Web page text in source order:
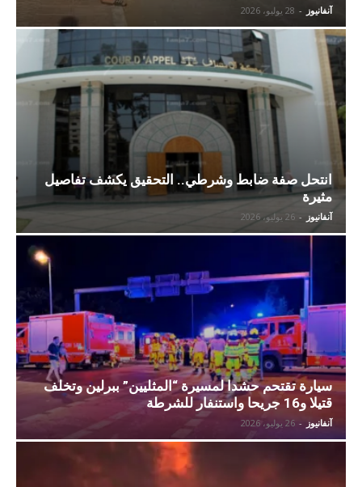
آنفانيوز - 28 يوليو، 2026
انتحل صفة ضابط وشرطي.. التحقيق يكشف تفاصيل
مثيرة
آنفانيوز - 26 يوليو، 2026
سيارة تقتحم حشدا لمسيرة “المثليين” ببرلين وتخلف
قتيلا و16 جريحا واستنفار للشرطة
آنفانيوز - 26 يوليو، 2026